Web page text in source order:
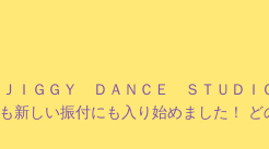
ＩＧＧＹ ＤＡＮＣＥ ＳＴＵＤＩ
新しい振付にも入り始めました！